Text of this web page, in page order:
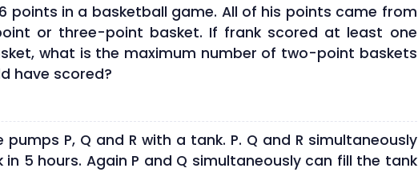
points in a basketball game. All of his points came from
or three-point basket. If frank scored at least one
what is the maximum number of two-point baskets
have scored?
pumps P, Q and R with a tank. P. Q and R simultaneously
5 hours. Again P and Q simultaneously can fill the tank